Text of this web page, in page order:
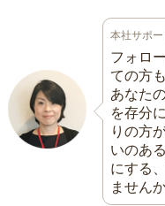
本社サポ
フォロ
ての方
あなた
を存分
りの方
いのあ
にする
ません